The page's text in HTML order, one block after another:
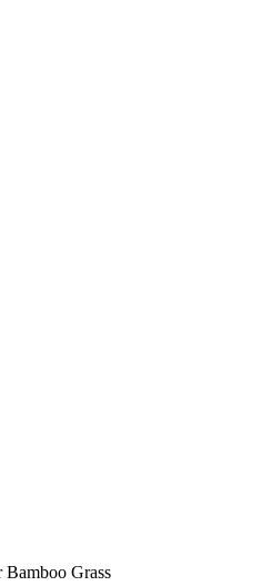
Bamboo Grass